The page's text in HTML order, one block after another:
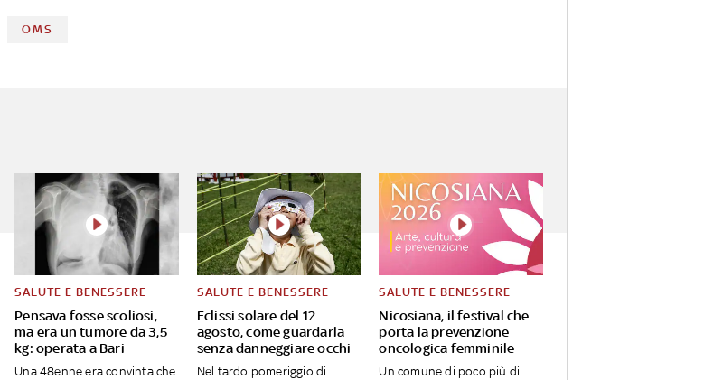
OMS
Pensava fosse scoliosi,
ma era un tumore da 3,5
kg: operata a Bari
SALUTE E BENESSERE
Una 48enne era convinta che
Eclissi solare del 12
agosto, come guardarla
senza danneggiare occhi
SALUTE E BENESSERE
Nel tardo pomeriggio di
Nicosiana, il festival che
porta la prevenzione
oncologica femminile
SALUTE E BENESSERE
Un comune di poco più di